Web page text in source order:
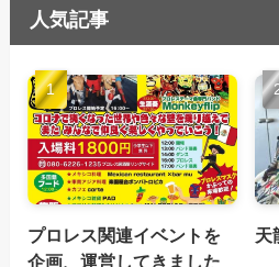
人気記事
プロレス関連イベントを
企画、運営してきました
天